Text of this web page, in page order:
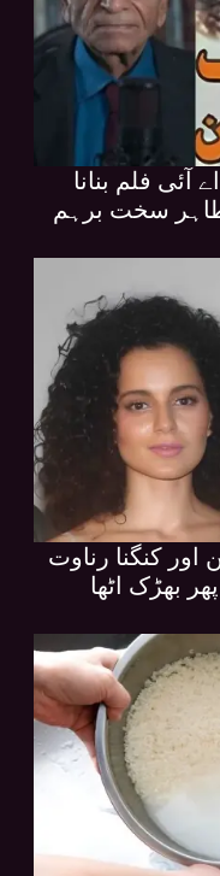
آئی فلم بنانا
طاہر سخت برہم
اور کنگنا رناوت
بھڑک اٹھا